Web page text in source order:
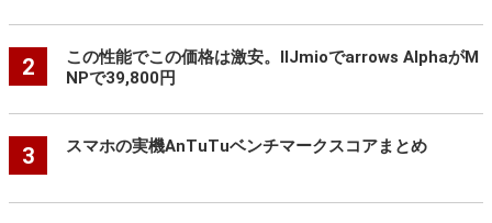
2
この性能でこの価格は激安。IIJmioでarrows AlphaがM
NPで39,800円
3 スマホの実機AnTuTuベンチマークスコアまとめ